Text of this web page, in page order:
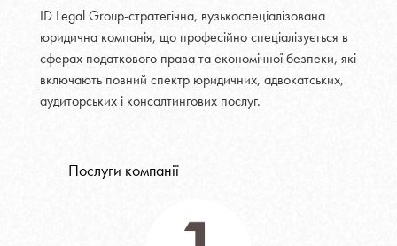
ID Legal Group-стратегічна, вузькоспеціалізована
юридична компанія, що професійно спеціалізується в
сферах податкового права та економічної безпеки, які
включають повний спектр юридичних, адвокатських,
аудиторських і консалтингових послуг.
Послуги компанії